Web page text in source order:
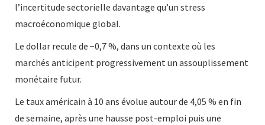
l’incertitude sectorielle davantage qu’un stress
macroéconomique global.
Le dollar recule de −0,7 %, dans un contexte où les
marchés anticipent progressivement un assouplissement
monétaire futur.
Le taux américain à 10 ans évolue autour de 4,05 % en fin
de semaine, après une hausse post-emploi puis une